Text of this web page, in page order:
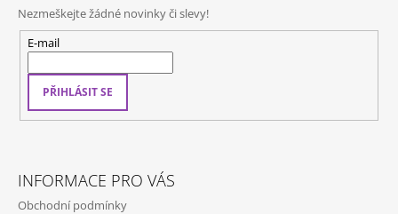
Nezmeškejte žádné novinky či slevy!
E-mail
PŘIHLÁSIT SE
INFORMACE PRO VÁS
Obchodní podmínky